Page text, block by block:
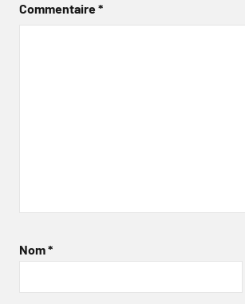
Commentaire*
Nom*